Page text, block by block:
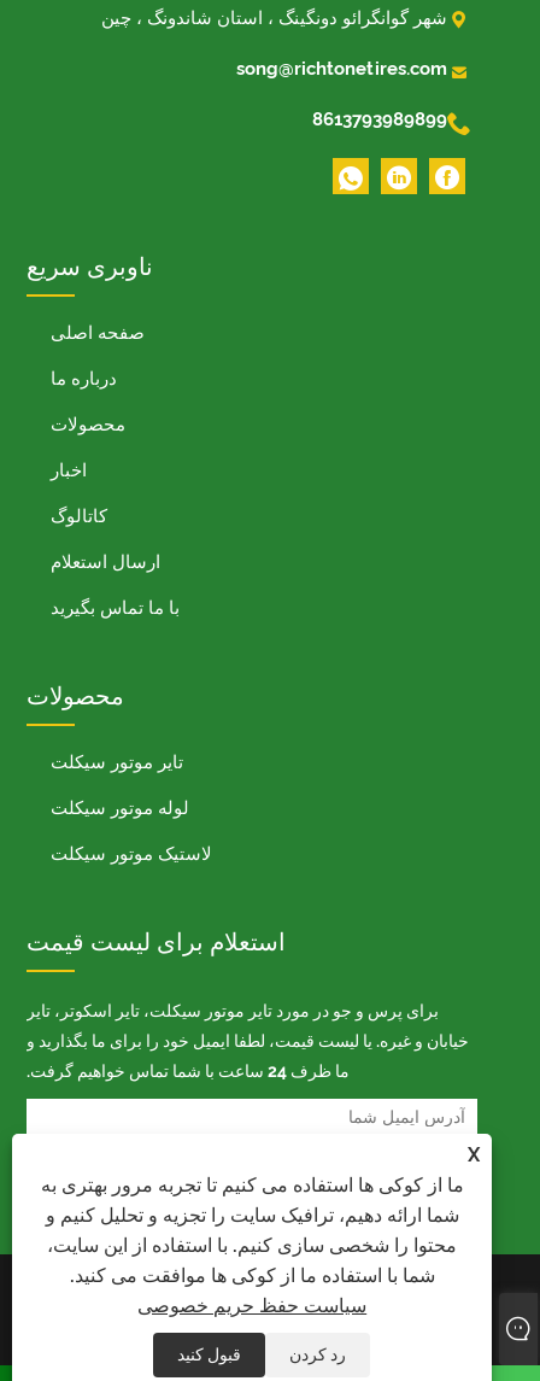
X
ما از کوکی ها استفاده می کنیم تا تجربه مرور بهتری به
شما ارائه دهیم، ترافیک سایت را تجزیه و تحلیل کنیم و
محتوا را شخصی سازی کنیم. با استفاده از این سایت،
شما با استفاده ما از کوکی ها موافقت می کنید.
سیاست حفظ حریم خصوصی
رد کردن قبول کنید
 شهر گوانگرائو دونگینگ ، استان شاندونگ ، چین

song@richtonetires.com

8613793989899
ناوبری سریع
صفحه اصلی
درباره ما
محصولات
اخبار
کاتالوگ
ارسال استعلام
با ما تماس بگیرید
محصولات
تایر موتور سیکلت
لوله موتور سیکلت
لاستیک موتور سیکلت
استعلام برای لیست قیمت
برای پرس و جو در مورد تایر موتور سیکلت، تایر اسکوتر، تایر
خیابان و غیره. یا لیست قیمت، لطفا ایمیل خود را برای ما بگذارید و
ما ظرف 24 ساعت با شما تماس خواهیم گرفت.
کپی رایت © 2021 شرکت صنعتی
Shandong Richtone ، آموزشی
ویبولیتین کلیه حقوق محفوظ است
XML